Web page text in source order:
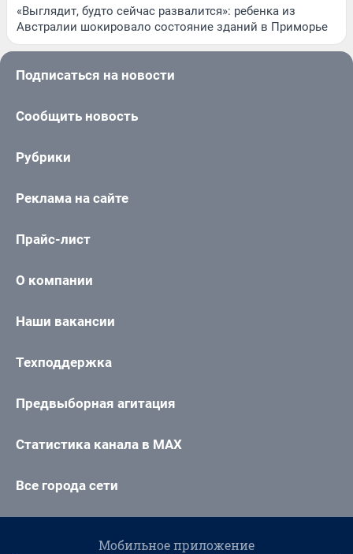
«Выглядит, будто сейчас развалится»: ребенка из
Австралии шокировало состояние зданий в Приморье
Подписаться на новости
Сообщить новость
Рубрики
Реклама на сайте
Прайс-лист
О компании
Наши вакансии
Техподдержка
Предвыборная агитация
Статистика канала в MAX
Все города сети
Мобильное приложение